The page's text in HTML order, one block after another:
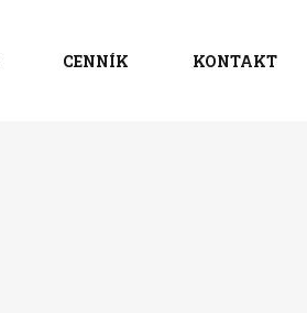
CENNÍK KONTAKT